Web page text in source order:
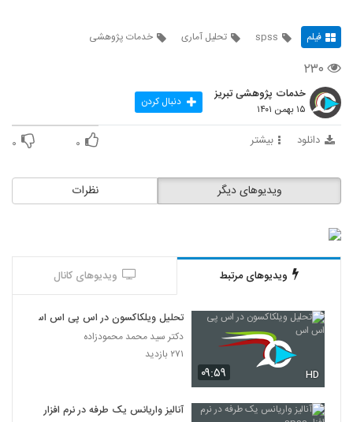
فیلم spss تحلیل آماری خدمات پژوهشی
۲۳۰
خدمات پژوهشی تبریز
۱۵ بهمن ۱۴۰۱ دنبال کردن
دانلود بیشتر ۰ ۰
نظرات ویدیوهای دیگر
ویدیوهای مرتبط ویدیوهای کانال
۰۹:۵۹ HD
تحلیل ویلکاکسون در اس پی اس اس
دکتر سید محمد محمودزاده
۲۷۱ بازدید
آنالیز واریانس یک طرفه در نرم افزار